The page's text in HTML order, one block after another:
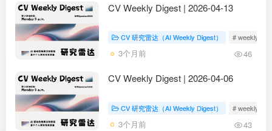
CV Weekly Digest | 2026-04-13
CV 研究雷达（AI Weekly Digest） # weekly
3个月前 46
CV Weekly Digest | 2026-04-06
CV 研究雷达（AI Weekly Digest） # weekly
3个月前 43